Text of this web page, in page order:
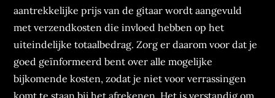
aantrekkelijke prijs van de gitaar wordt aangevuld
met verzendkosten die invloed hebben op het
uiteindelijke totaalbedrag. Zorg er daarom voor dat je
goed geïnformeerd bent over alle mogelijke
bijkomende kosten, zodat je niet voor verrassingen
komt te staan bij het afrekenen. Het is verstandig om